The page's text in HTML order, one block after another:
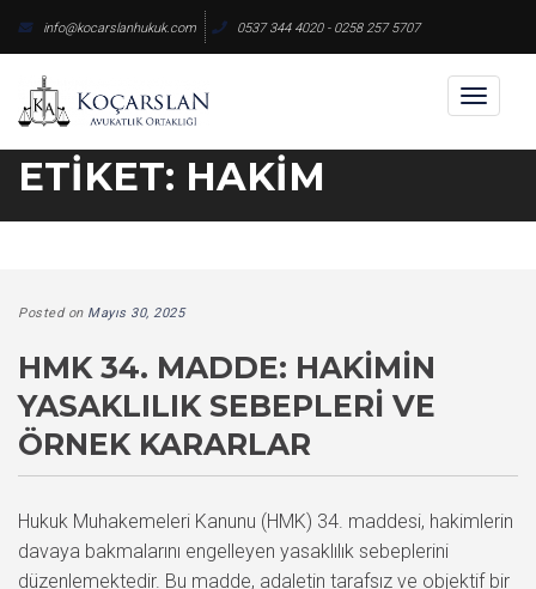
content
info@kocarslanhukuk.com 0537 344 4020 - 0258 257 5707
Toggle
ETIKET: HAKIM
Posted on Mayıs 30, 2025
HMK 34. MADDE: HAKIMIN
YASAKLILIK SEBEPLERI VE
ÖRNEK KARARLAR
Hukuk Muhakemeleri Kanunu (HMK) 34. maddesi, hakimlerin
davaya bakmalarını engelleyen yasaklılık sebeplerini
düzenlemektedir. Bu madde, adaletin tarafsız ve objektif bir